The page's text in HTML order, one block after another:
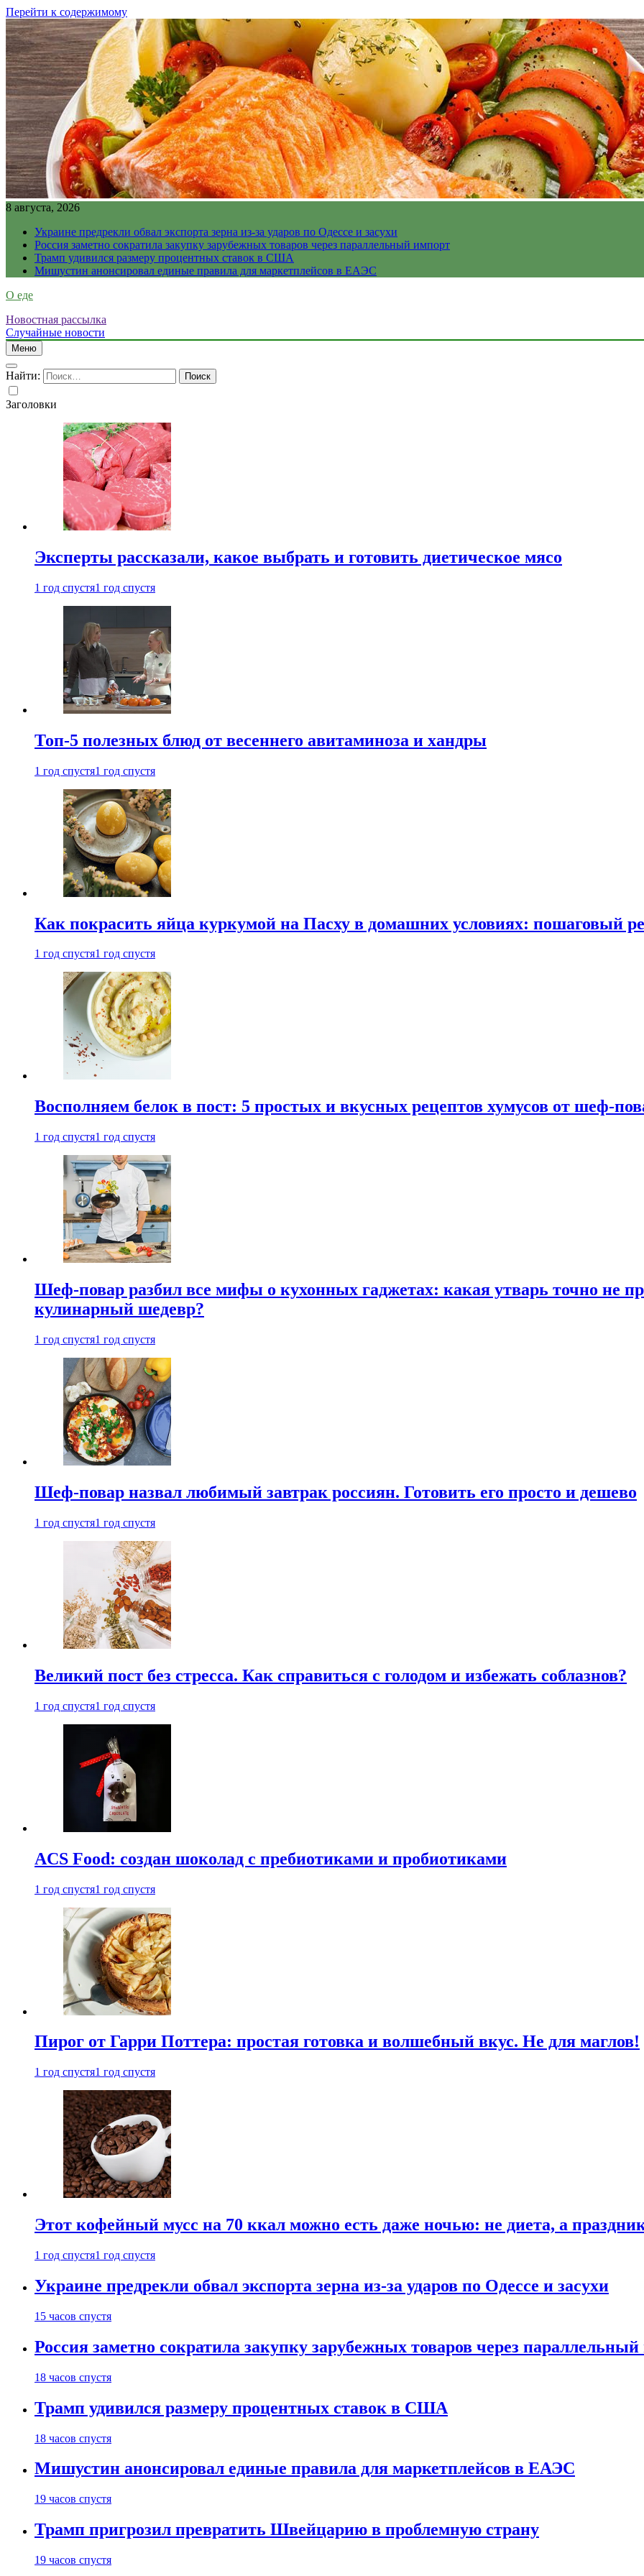
Перейти к содержимому
8 августа, 2026
Украине предрекли обвал экспорта зерна из-за ударов по Одессе и засухи
Россия заметно сократила закупку зарубежных товаров через параллельный импорт
Трамп удивился размеру процентных ставок в США
Мишустин анонсировал единые правила для маркетплейсов в ЕАЭС
О еде
Новостная рассылка
Случайные новости
Меню
Найти:
Заголовки
Эксперты рассказали, какое выбрать и готовить диетическое мясо
1 год спустя1 год спустя
Топ-5 полезных блюд от весеннего авитаминоза и хандры
1 год спустя1 год спустя
Как покрасить яйца куркумой на Пасху в домашних условиях: пошаговый
1 год спустя1 год спустя
Восполняем белок в пост: 5 простых и вкусных рецептов хумусов от шеф-
1 год спустя1 год спустя
Шеф-повар разбил все мифы о кухонных гаджетах: какая утварь точно не
кулинарный шедевр?
1 год спустя1 год спустя
Шеф-повар назвал любимый завтрак россиян. Готовить его просто и дешево
1 год спустя1 год спустя
Великий пост без стресса. Как справиться с голодом и избежать соблазнов?
1 год спустя1 год спустя
ACS Food: создан шоколад с пребиотиками и пробиотиками
1 год спустя1 год спустя
Пирог от Гарри Поттера: простая готовка и волшебный вкус. Не для маглов!
1 год спустя1 год спустя
Этот кофейный мусс на 70 ккал можно есть даже ночью: не диета, а
1 год спустя1 год спустя
Украине предрекли обвал экспорта зерна из-за ударов по Одессе и засухи
15 часов спустя
Россия заметно сократила закупку зарубежных товаров через
18 часов спустя
Трамп удивился размеру процентных ставок в США
18 часов спустя
Мишустин анонсировал единые правила для маркетплейсов в ЕАЭС
19 часов спустя
Трамп пригрозил превратить Швейцарию в проблемную страну
19 часов спустя